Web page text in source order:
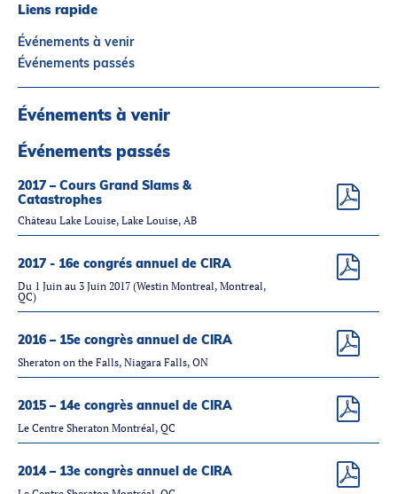
Contact
À Propos
Partenaires
Introduction à la RI
COVID-19
Carrières en RI
English
Liens rapide
Événements à venir
Événements passés
Événements à venir
Événements passés
2017 – Cours Grand Slams &
Catastrophes
Château Lake Louise, Lake Louise, AB
2017 - 16e congrés annuel de CIRA
Du 1 Juin au 3 Juin 2017 (Westin Montreal, Montreal,
QC)
2016 – 15e congrès annuel de CIRA
Sheraton on the Falls, Niagara Falls, ON
2015 – 14e congrès annuel de CIRA
Le Centre Sheraton Montréal, QC
2014 – 13e congrès annuel de CIRA